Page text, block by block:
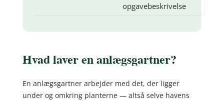
opgavebeskrivelse
Hvad laver en anlægsgartner?
En anlægsgartner arbejder med det, der ligger
under og omkring planterne — altså selve havens